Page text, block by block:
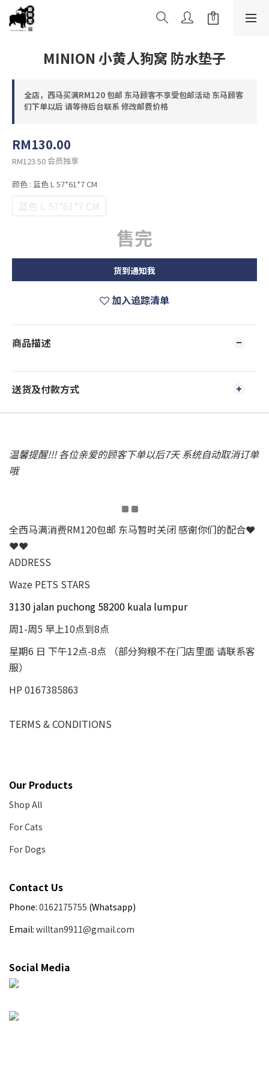
MINION 小黄人狗窝 防水垫子
全店，西马买满RM120 包邮 东马顾客不享受包邮活动 东马顾客
们下单以后 请等待后台联系 修改邮费价格
RM130.00
RM123.50 会员独享
颜色 : 蓝色 L 57*61*7 CM
蓝色 L 57*61*7 CM
售完
货到通知我
加入追踪清单
商品描述
送货及付款方式
温馨提醒!!! 各位亲爱的顾客下单以后7天 系统自动取消订单
哦
全西马满消费RM120包邮 东马暂时关闭 感谢你们的配合❤
❤❤
ADDRESS
Waze PETS STARS
3130 jalan puchong 58200 kuala lumpur
周1-周5 早上10点到8点
星期6 日 下午12点-8点 （部分狗粮不在门店里面 请联系客
服）
HP 0167385863
TERMS & CONDITIONS
Our Products
Shop All
For Cats
For Dogs
Contact Us
Phone: 0162175755 (Whatsapp)
Email: willtan9911@gmail.com
Social Media